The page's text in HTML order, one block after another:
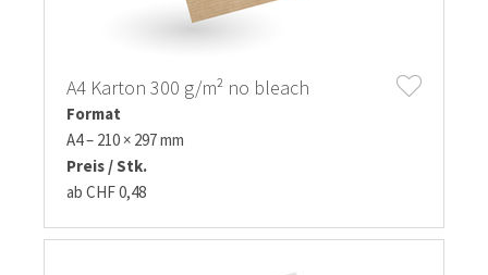
A4 Karton 300 g/m² no bleach
Format
A4 – 210 × 297 mm
Preis / Stk.
ab CHF 0,48